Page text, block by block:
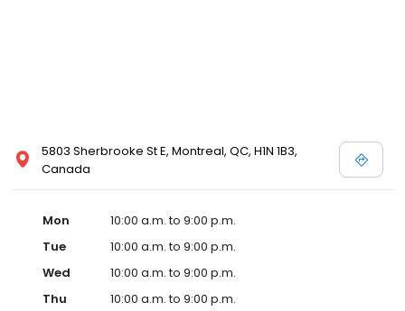
5803 Sherbrooke St E, Montreal, QC, H1N 1B3,
Canada
Mon
10:00 a.m. to 9:00 p.m.
Tue
10:00 a.m. to 9:00 p.m.
Wed
10:00 a.m. to 9:00 p.m.
Thu
10:00 a.m. to 9:00 p.m.